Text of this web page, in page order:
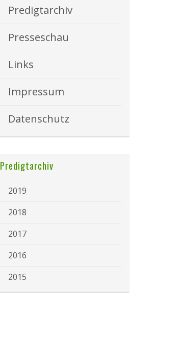
Predigtarchiv
Presseschau
Links
Impressum
Datenschutz
Predigtarchiv
2019
2018
2017
2016
2015